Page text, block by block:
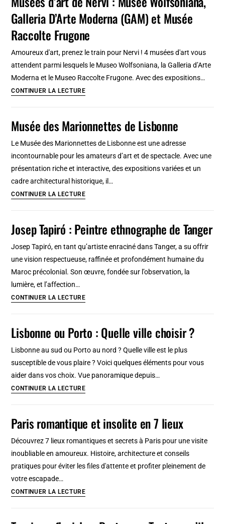
Musée
et
gros
canons
Galleria D’Arte Moderna (GAM) et Musée
Raccolte Frugone
Amoureux d'art, prenez le train pour Nervi ! 4 musées d'art vous
attendent parmi lesquels le Museo Wolfsoniana, la Galleria d’Arte
Moderna et le Museo Raccolte Frugone. Avec des expositions…
CONTINUER LA LECTUREMusées
Nervi
:
Musée
Wolfsoniana,
Galleria
D’Arte
et
Musée des Marionnettes de Lisbonne
Le Musée des Marionnettes de Lisbonne est une adresse
incontournable pour les amateurs d’art et de spectacle. Avec une
présentation riche et interactive, des expositions variées et un
cadre architectural historique, il…
CONTINUER LA LECTUREMusée
de
Lisbonne
Josep Tapiró : Peintre ethnographe de Tanger
Josep Tapiró, en tant qu’artiste enraciné dans Tanger, a su offrir
une vision respectueuse, raffinée et profondément humaine du
Maroc précolonial. Son œuvre, fondée sur l’observation, la
lumière, et l’affection…
CONTINUER LA LECTUREJosep
Peintre
ethnographe
de
Tanger
Lisbonne ou Porto : Quelle ville choisir ?
Lisbonne au sud ou Porto au nord ? Quelle ville est le plus
susceptible de vous plaire ? Voici quelques éléments pour vous
aider dans vos choix. Vue panoramique depuis…
CONTINUER LA LECTURELisbonne
:
Quelle
ville
choisir
Paris romantique et insolite en 7 lieux
Découvrez 7 lieux romantiques et secrets à Paris pour une visite
inoubliable en amoureux. Histoire, architecture et conseils
pratiques pour éviter les files d'attente et profiter pleinement de
votre escapade…
CONTINUER LA LECTUREParis